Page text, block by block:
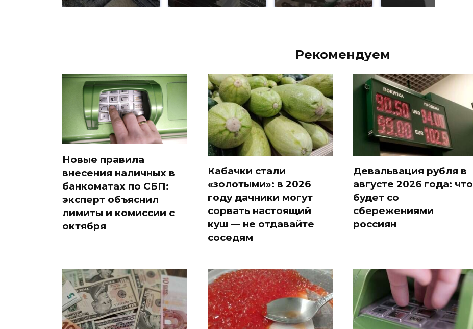
Рекомендуем
Новые правила
внесения наличных в
банкоматах по СБП:
эксперт объяснил
лимиты и комиссии с
октября
Кабачки стали
«золотыми»: в 2026
году дачники могут
сорвать настоящий
куш — не отдавайте
соседям
Девальвация рубля в
августе 2026 года: что
будет со
сбережениями
россиян